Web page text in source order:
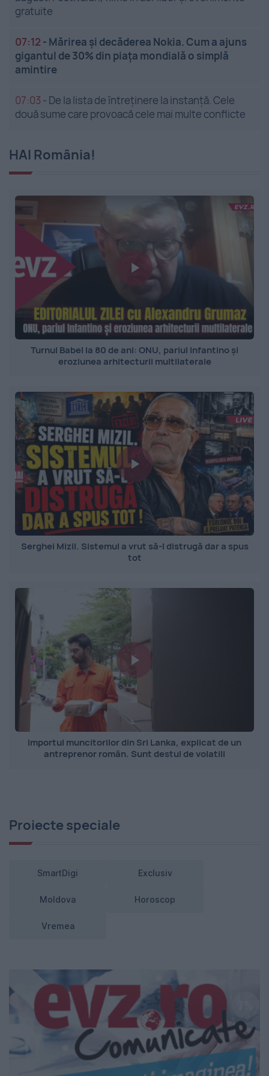
gratuite
07:12 - Mărirea și decăderea Nokia. Cum a ajuns
gigantul de 30% din piața mondială o simplă
amintire
07:03 - De la lista de întreținere la instanță. Cele
două sume care provoacă cele mai multe conflicte
HAI România!
Turnul Babel la 80 de ani: ONU, pariul Infantino și
eroziunea arhitecturii multilaterale
Serghei Mizil. Sistemul a vrut să-l distrugă dar a spus
tot
Importul muncitorilor din Sri Lanka, explicat de un
antreprenor român. Sunt destul de volatili
Proiecte speciale
SmartDigi Exclusiv
Moldova Horoscop
Vremea